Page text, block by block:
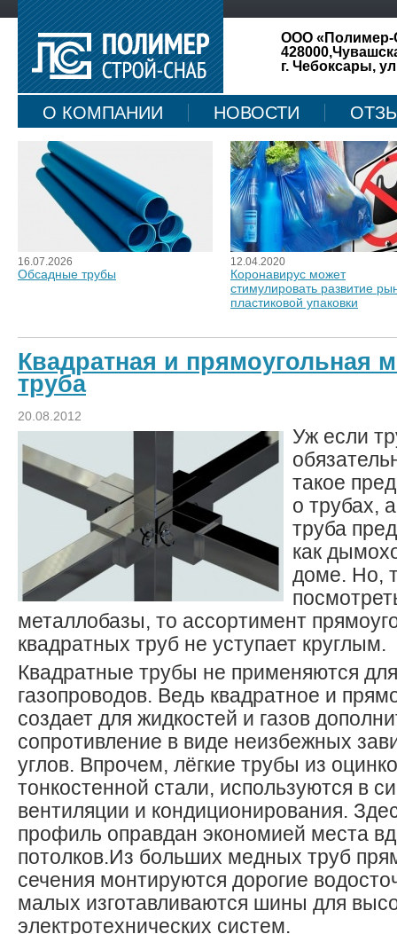
ООО «Полимер-
г. Чебоксары,
О КОМПАНИИ НОВОСТИ
КАРТА САЙТА
16.07.2026
Обсадные трубы
12.04.2020
Коронавирус может
стимулировать развитие
пластиковой упаковки
Квадратная и прямоугольная
труба
20.08.2012
Уж если
такое
о трубах,
труба
как
доме. Но,
металлобазы, то ассортимент
квадратных труб не уступает круглым.
Квадратные трубы не применяются
газопроводов. Ведь квадратное и
создает для жидкостей и газов
сопротивление в виде неизбежных
углов. Впрочем, лёгкие трубы из
тонкостенной стали, используются в
вентиляции и кондиционирования.
профиль оправдан экономией места
потолков.Из больших медных труб
сечения монтируются дорогие
малых изготавливаются шины для
электротехнических систем.